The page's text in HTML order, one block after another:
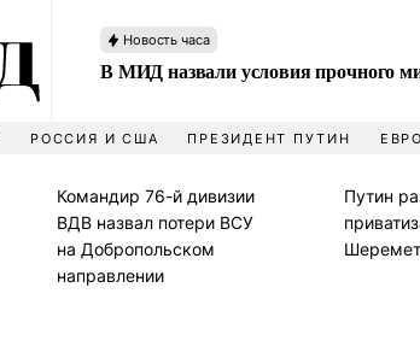
Новость часа
В МИД назвали условия прочного
РОССИЯ И США ПРЕЗИДЕНТ ПУТИН
Командир 76-й дивизии
ВДВ назвал потери ВСУ
на Добропольском
направлении
Путин